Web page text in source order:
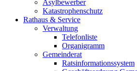
Asylbewerber
Katastrophenschutz
Rathaus & Service
Verwaltung
Telefonliste
Organigramm
Gemeinderat
Ratsinformationssystem